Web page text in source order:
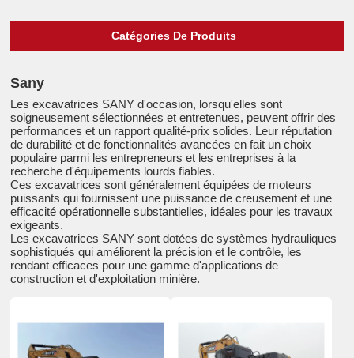
Catégories De Produits
Sany
Les excavatrices SANY d'occasion, lorsqu'elles sont
soigneusement sélectionnées et entretenues, peuvent offrir des
performances et un rapport qualité-prix solides. Leur réputation
de durabilité et de fonctionnalités avancées en fait un choix
populaire parmi les entrepreneurs et les entreprises à la
recherche d'équipements lourds fiables.
Ces excavatrices sont généralement équipées de moteurs
puissants qui fournissent une puissance de creusement et une
efficacité opérationnelle substantielles, idéales pour les travaux
exigeants.
Les excavatrices SANY sont dotées de systèmes hydrauliques
sophistiqués qui améliorent la précision et le contrôle, les
rendant efficaces pour une gamme d'applications de
construction et d'exploitation minière.